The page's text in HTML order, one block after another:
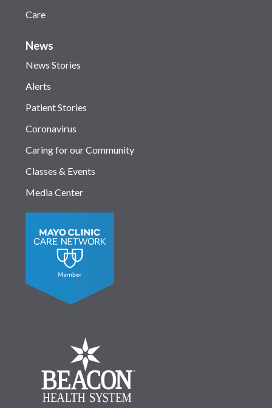
Care
News
News Stories
Alerts
Patient Stories
Coronavirus
Caring for our Community
Classes & Events
Media Center